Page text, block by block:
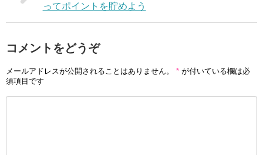
ってポイントを貯めよう
コメントをどうぞ
メールアドレスが公開されることはありません。 * が付いている欄は必
須項目です